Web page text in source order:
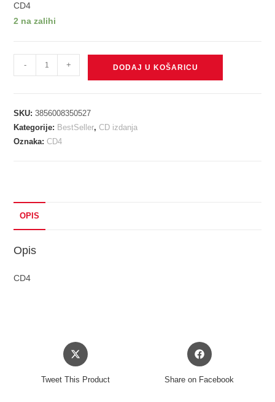
CD4
2 na zalihi
DALEKA
OBALA
CD
BOX
- + DODAJ U KOŠARICU
SKU:3856008350527
Kategorije: BestSeller,CD izdanja
Oznaka:CD4
OPIS
Opis
CD4
Opens
in
Tweet This Product
Opens
in
Share on Facebook